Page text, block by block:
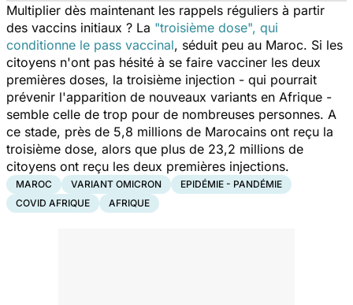
Multiplier dès maintenant les rappels réguliers à partir
des vaccins initiaux ? La "troisième dose", qui
conditionne le pass vaccinal, séduit peu au Maroc. Si les
citoyens n'ont pas hésité à se faire vacciner les deux
premières doses, la troisième injection - qui pourrait
prévenir l'apparition de nouveaux variants en Afrique -
semble celle de trop pour de nombreuses personnes. A
ce stade, près de 5,8 millions de Marocains ont reçu la
troisième dose, alors que plus de 23,2 millions de
citoyens ont reçu les deux premières injections.
MAROC VARIANT OMICRON
EPIDÉMIE - PANDÉMIE
COVID AFRIQUE
AFRIQUE